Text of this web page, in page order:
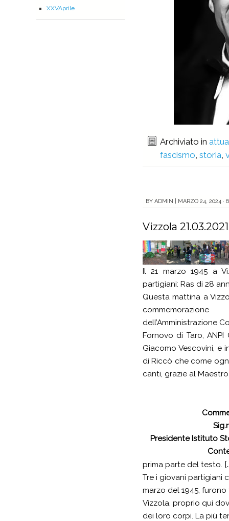
Archiviato in
fascismo, storia,
BY ADMIN MARZO 24, 2024 ·
Vizzola 21.03.2021
Il 21 marzo 1945 a
partigiani: Ras di 28
Questa mattina a
dell’Amministrazione
Fornovo di Taro,
Giacomo Vescovini, e
di Riccò che come
canti, grazie al
Presidente Istituto
prima parte del testo.
Tre i giovani partigiani
marzo del 1945,
Vizzola, proprio qui
dei loro corpi. La più
XXVAprile